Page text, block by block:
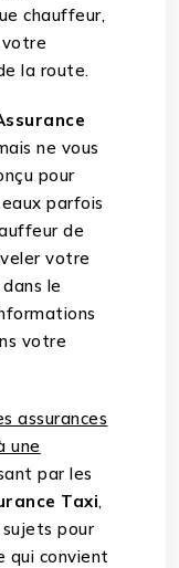
chauffeur,
votre
la route.
ne vous
pour
parfois
de
votre
le
votre
assurances
une
par les
Taxi,
sujets pour
qui convient